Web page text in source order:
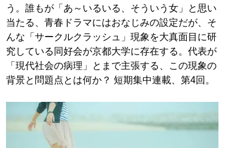
う。誰もが「あ～いるいる、そういう女」と思い
当たる、青春ドラマにはおなじみの設定だが、そ
んな「サークルクラッシュ」現象を大真面目に研
究している同好会が京都大学に存在する。代表が
「現代社会の病理」とまで主張する、この現象の
背景と問題点とは何か？ 短期集中連載、第4回。